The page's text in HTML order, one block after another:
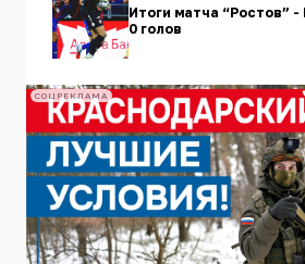
Итоги матча “Ростов”
0 голов
СОЦРЕКЛАМА